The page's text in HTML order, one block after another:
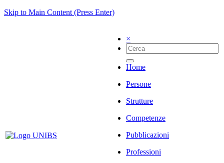
Skip to Main Content (Press Enter)
×
Home
Persone
Strutture
Competenze
Pubblicazioni
Professioni